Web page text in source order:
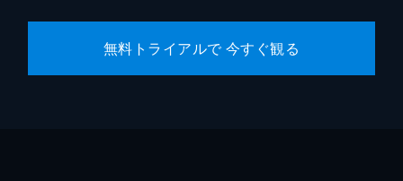
無料トライアルで 今すぐ観る